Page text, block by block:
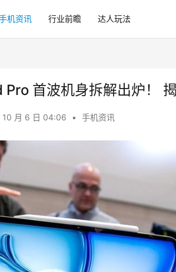
机资讯 行业前瞻 达人玩法
Pro 首波机身拆解出炉！
10 月 6 日 04:06 • 手机资讯